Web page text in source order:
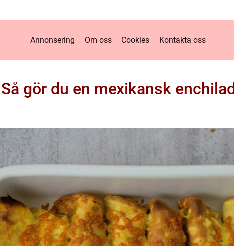
Annonsering Om oss Cookies Kontakta oss
Så gör du en mexikansk